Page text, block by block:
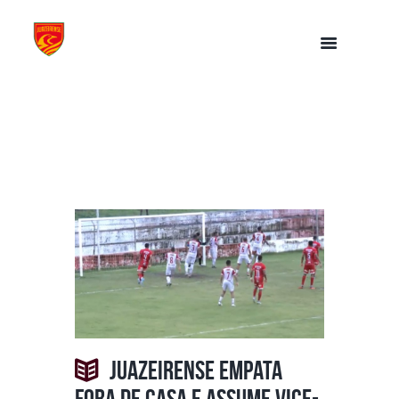
Juazeirense empata